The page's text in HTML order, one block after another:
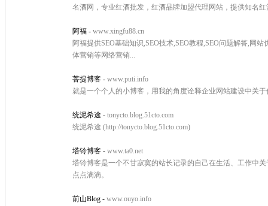
名酒网，专业红酒批发，红酒品牌加盟代理网站，提供知名
阿福 - www.xingfu88.cn
阿福提供SEO基础知识,SEO技术,SEO教程,SEO问题解答,网
体营销等网络营销...
菩提博客 - www.puti.info
就是一个个人的小博客，用我的角度诠释企业网站建设中关
统泥希途 - tonycto.blog.51cto.com
统泥希途 (http://tonycto.blog.51cto.com)
塔铃博客 - www.ta0.net
塔铃博客是一个不甘寂寞的站长记录的自己在生活、工作中
点点滴滴。
前山Blog - www.ouyo.info